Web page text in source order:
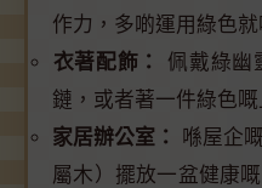
作力，多啲運用綠色
衣著配飾：
佩戴綠幽
鏈，或者著一件綠色嘅
家居辦公室：
喺屋企
屬木）擺放一盆健康